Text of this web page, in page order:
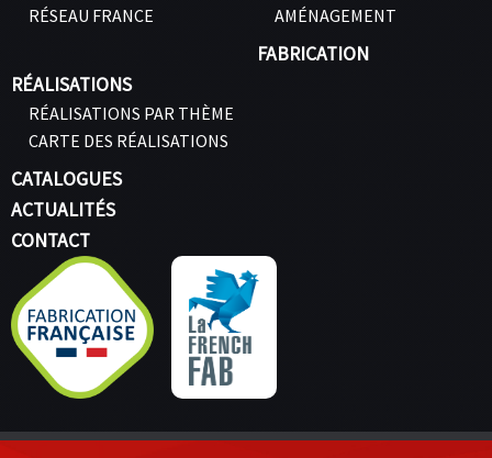
RÉSEAU FRANCE
AMÉNAGEMENT
FABRICATION
RÉALISATIONS
RÉALISATIONS PAR THÈME
CARTE DES RÉALISATIONS
CATALOGUES
ACTUALITÉS
CONTACT